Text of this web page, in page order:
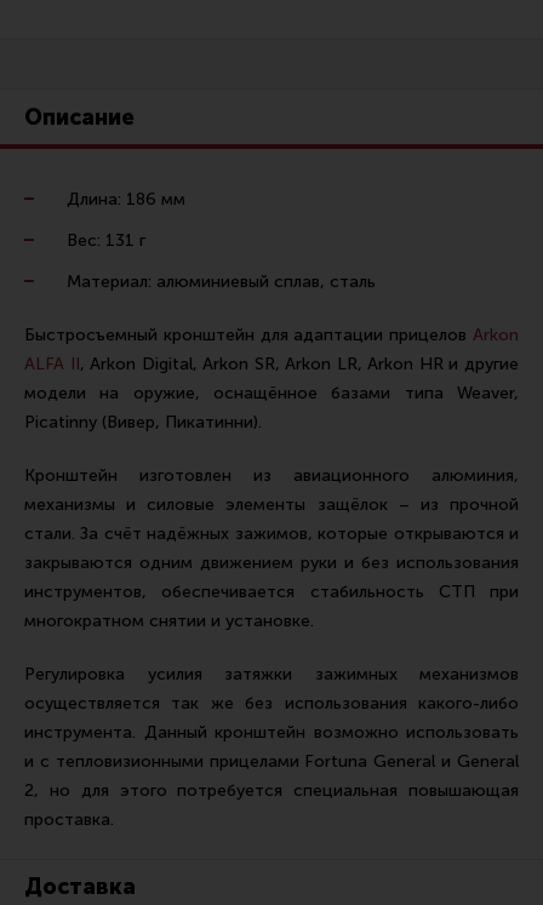
Паучеры и патронташи
Ремни для IPSC
Стрелковые таймеры
Холощение и тренировки
Другие аксессуары IPSC
Пневматика
Стрелковые очки
Стрелковые наушники
Кобуры
Перчатки
Разгрузочные системы и защита
Тактическая медицина
Чехлы, рюкзаки, сумки
Фонари
Оружейная химия
Описание
Длина: 186 мм
Вес: 131 г
Материал: алюминиевый сплав, сталь
Быстросъемный кронштейн для адаптации прицелов Arkon
ALFA II, Arkon Digital, Arkon SR, Arkon LR, Arkon HR и другие
модели на оружие, оснащённое базами типа Weaver,
Picatinny (Вивер, Пикатинни).
Кронштейн изготовлен из авиационного алюминия,
механизмы и силовые элементы защёлок – из прочной
стали. За счёт надёжных зажимов, которые открываются и
закрываются одним движением руки и без использования
инструментов, обеспечивается стабильность СТП при
многократном снятии и установке.
Регулировка усилия затяжки зажимных механизмов
осуществляется так же без использования какого-либо
инструмента. Данный кронштейн возможно использовать
и с тепловизионными прицелами Fortuna General и General
2, но для этого потребуется специальная повышающая
проставка.
Доставка